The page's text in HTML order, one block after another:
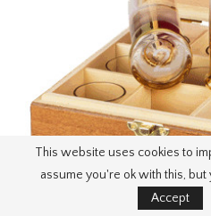
This website uses cookies to
assume you're ok with this,
Accept